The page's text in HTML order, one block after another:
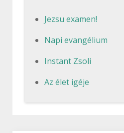
Jezsu examen!
Napi evangélium
Instant Zsoli
Az élet igéje